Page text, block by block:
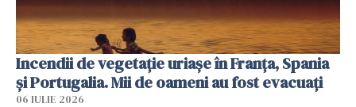
Incendii de vegetație uriașe în Franța, Spania
și Portugalia. Mii de oameni au fost evacuați
06 IULIE 2026